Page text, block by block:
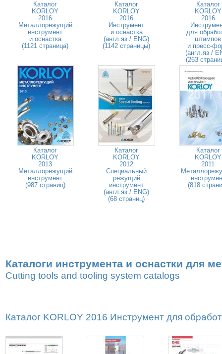
Каталог
KORLOY
2016
Металлорежущий
инструмент
и оснастка
(1121 страница)
Каталог
KORLOY
2016
Инструмент
и оснастка
(англ.яз / ENG)
(1142 страницы)
Каталог
KORLOY
2016
для
штампов
и пресс-
(англ.яз /
(263
Каталог
KORLOY
2013
Металлорежущий
инструмент
(987 страниц)
Каталог
KORLOY
2012
Специальный
режущий
инструмент
(англ.яз / ENG)
(68 страниц)
Каталог
KORLOY
2011
(818
Каталоги инструмента и оснастки для
Cutting tools and tooling system catalogs
Каталог KORLOY 2016 Инструмент для